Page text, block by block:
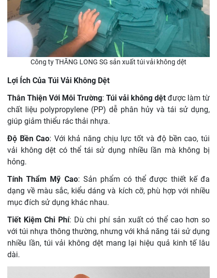
Công ty THĂNG LONG SG sản xuất túi vải không dệt
Lợi Ích Của Túi Vải Không Dệt
Thân Thiện Với Môi Trường: Túi vải không dệt được làm từ
chất liệu polypropylene (PP) dễ phân hủy và tái sử dụng,
giúp giảm thiểu rác thải nhựa.
Độ Bền Cao: Với khả năng chịu lực tốt và độ bền cao, túi
vải không dệt có thể tái sử dụng nhiều lần mà không bị
hỏng.
Tính Thẩm Mỹ Cao: Sản phẩm có thể được thiết kế đa
dạng về màu sắc, kiểu dáng và kích cỡ, phù hợp với nhiều
mục đích sử dụng khác nhau.
Tiết Kiệm Chi Phí: Dù chi phí sản xuất có thể cao hơn so
với túi nhựa thông thường, nhưng với khả năng tái sử dụng
nhiều lần, túi vải không dệt mang lại hiệu quả kinh tế lâu
dài.